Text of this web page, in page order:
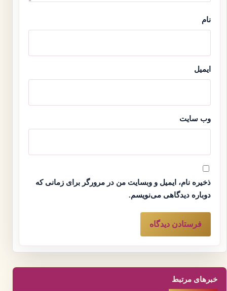
نام
ایمیل
وب‌ سایت
ذخیره نام، ایمیل و وبسایت من در مرورگر برای زمانی که
دوباره دیدگاهی می‌نویسم.
خبرهای مرتبط